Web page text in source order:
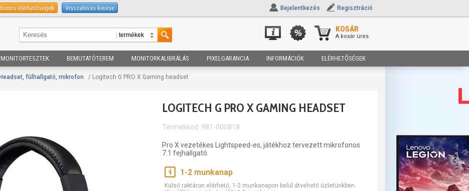
elérhetőségek Visszahívás kérése Bejelentkezés Regisztráció
KOSÁR
A kosár üres.
MONITORTESZTEK BEMUTATÓTEREM MONITORKALIBRÁLÁS PIXELGARANCIA INFORMÁCIÓK ELÉRHETŐSÉGEK
Headset, fülhallgató, mikrofon / Logitech G PRO X Gaming headset
LOGITECH G PRO X GAMING HEADSET
Termékkód: 981-000818
Pro X vezetékes Lightspeed-es, játékhoz tervezett mikrofonos
7.1 fejhallgató.
1-2 munkanap
Külső raktáron elérhető, 1-2 munkanapon belül átvehető üzletünkben.